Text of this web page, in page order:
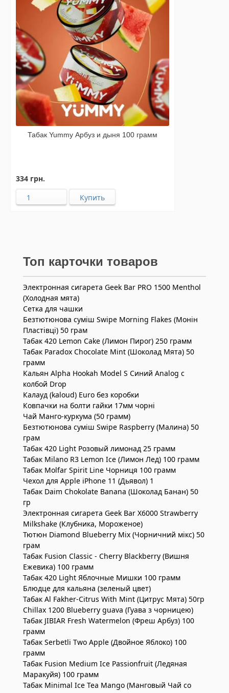
Табак Yummy Арбуз и дыня 100 грамм
334 грн.
Топ карточки товаров
Электронная сигарета Geek Bar PRO 1500 Menthol
(Холодная мята)
Сетка для чашки
Безтютюнова суміш Swipe Morning Flakes (Монін
Пластівці) 50 грам
Табак 420 Lemon Cake (Лимон Пирог) 250 грамм
Табак Paradox Chocolate Mint (Шоколад Мята) 50
грамм
Кальян Alpha Hookah Model S Синий Analog с
колбой Drop
Калауд (kaloud) Euro без коробки
Ковпачки на болти гайки 17мм чорні
Чай Манго-куркума (50 грамм)
Безтютюнова суміш Swipe Raspberry (Малина) 50
грам
Табак 420 Light Розовый лимонад 25 грамм
Табак Milano R3 Lemon Ice (Лимон Лед) 100 грамм
Табак Molfar Spirit Line Чорниця 100 грамм
Чехол для Apple iPhone 11 (Дьявол) 1
Табак Daim Chokolate Banana (Шоколад Банан) 50
гр
Электронная сигарета Geek Bar X6000 Strawberry
Milkshake (Клубника, Мороженое)
Тютюн Diamond Blueberry Mix (Чорничний мікс) 50
грам
Табак Fusion Classic - Cherry Blackberry (Вишня
Ежевика) 100 грамм
Табак 420 Light Яблочные Мишки 100 грамм
Блюдце для кальяна (зеленый цвет)
Табак Al Fakher-Citrus With Mint (Цитрус Мята) 50гр
Chillax 1200 Blueberry guava (Гуава з чорницею)
Табак JIBIAR Fresh Watermelon (Фреш Арбуз) 100
грамм
Табак Serbetli Two Apple (Двойное Яблоко) 100
грамм
Табак Fusion Medium Ice Passionfruit (Ледяная
Маракуйя) 100 грамм
Табак Minimal Ice Tea Mango (Манговый Чай со